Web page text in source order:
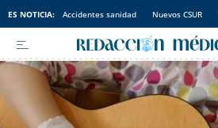
ES NOTICIA: Accidentes sanidad Nuevos CSUR